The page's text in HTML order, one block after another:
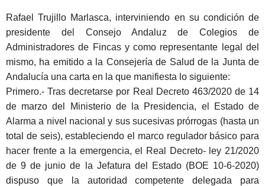
Rafael Trujillo Marlasca, interviniendo en su condición de
presidente del Consejo Andaluz de Colegios de
Administradores de Fincas y como representante legal del
mismo, ha emitido a la Consejería de Salud de la Junta de
Andalucía una carta en la que manifiesta lo siguiente:
Primero.- Tras decretarse por Real Decreto 463/2020 de 14
de marzo del Ministerio de la Presidencia, el Estado de
Alarma a nivel nacional y sus sucesivas prórrogas (hasta un
total de seis), estableciendo el marco regulador básico para
hacer frente a la emergencia, el Real Decreto- ley 21/2020
de 9 de junio de la Jefatura del Estado (BOE 10-6-2020)
dispuso que la autoridad competente delegada para